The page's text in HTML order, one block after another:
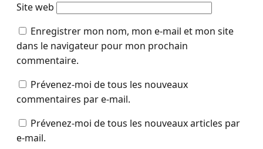
Site web
Enregistrer mon nom, mon e-mail et mon site
dans le navigateur pour mon prochain
commentaire.
Prévenez-moi de tous les nouveaux
commentaires par e-mail.
Prévenez-moi de tous les nouveaux articles par
e-mail.